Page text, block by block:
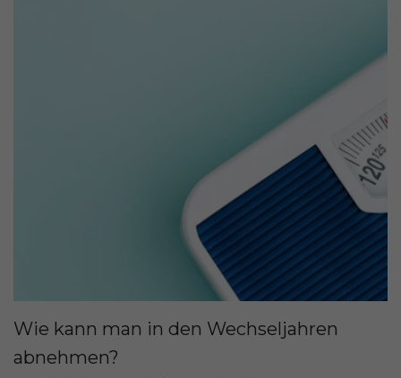
Wie kann man in den Wechseljahren
abnehmen?